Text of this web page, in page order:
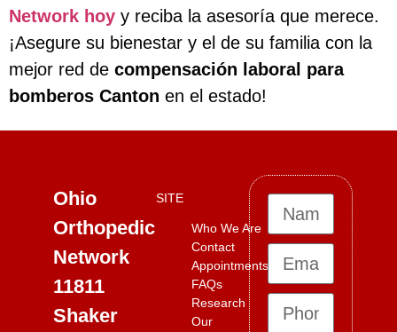
Network hoy y reciba la asesoría que merece.
¡Asegure su bienestar y el de su familia con la
mejor red de compensación laboral para
bomberos Canton en el estado!
Ohio
Orthopedic
Network
11811
Shaker
SITE
Who We Are
Contact
Appointments
FAQs
Research
Our